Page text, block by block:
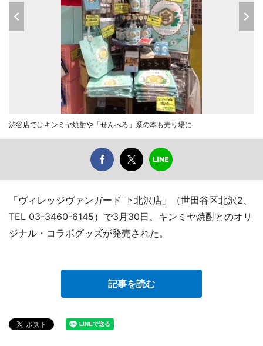
渋谷店ではキンミヤ焼酎や「せんべろ」系の本も売り場に
「ヴィレッジヴァンガード 下北沢店」（世田谷区北沢2、
TEL 03-3460-6145）で3月30日、キンミヤ焼酎とのオリ
ジナル・コラボグッズが発売された。
記事を読む